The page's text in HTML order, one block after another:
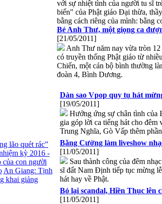
lão quét rác”
kỳ 2016 -
con người
An Giang: Tịnh
khai giảng
với sự nhiệt tình của người tu sĩ
biến" của Phật giáo Đại thừa,
bằng cách riêng của mình: bằng
Bé Anh Thư, một giọng ca
[21/05/2011]
Anh Thư năm nay vừa tròn
có truyền thống Phật giáo từ
Chiến, một cán bộ bình thường
đoàn 4, Bình Dương.
Dàn sao Vpop quy tụ hát
[19/05/2011]
Hưởng ứng sự chân tình của
gia góp lời ca tiếng hát cho
Trung Nghĩa, Gò Vấp thêm
Bằng Cường làm liveshow
[11/05/2011]
Sau thành công của đêm
sĩ đất Nam Định tiếp tục mừng
hát hay về Phật.
Bỏ lại scandal, Hiền Thục lên
[11/05/2011]